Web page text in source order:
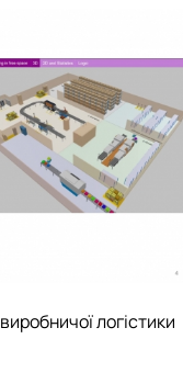
логістики